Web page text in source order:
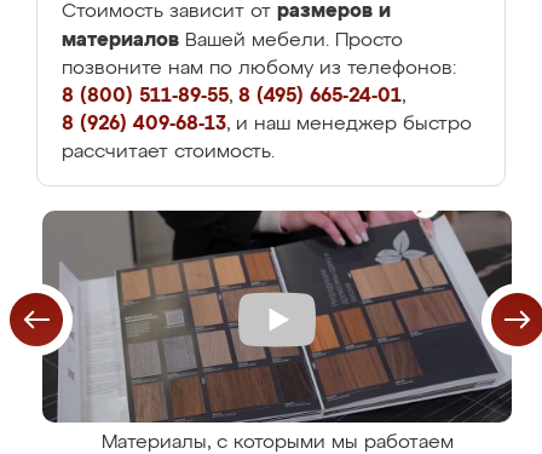
Стоимость зависит от размеров и
материалов Вашей мебели. Просто
позвоните нам по любому из телефонов:
8 (800) 511-89-55, 8 (495) 665-24-01,
8 (926) 409-68-13, и наш менеджер быстро
рассчитает стоимость.
Материалы, с которыми мы работаем